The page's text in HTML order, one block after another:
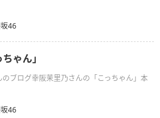
46
ゃん」
ブログ幸阪茉里乃さんの「こっちゃん」本
46